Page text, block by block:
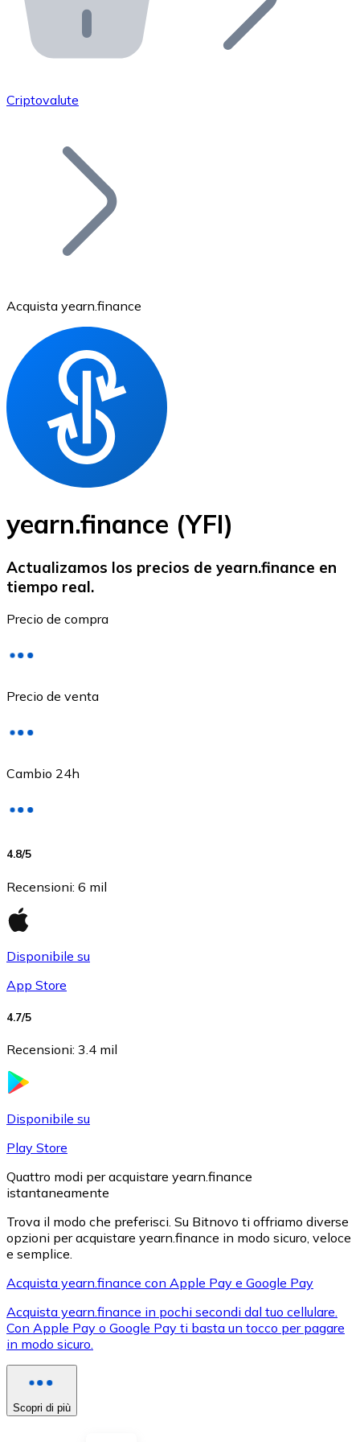
API Bitnovo
Integra la nostra API nel tuo ecosistema.
Unisciti alla nostra rete di rivenditori e
Aggiungi il token del tuo progetto al nostro servizio di
Bitcoin
BTC
Ethereum
ETH
XRP
Buoni cripto
Criptovalute
Acquista yearn.finance
yearn.finance (YFI)
Actualizamos los precios de yearn.finance en
tiempo real.
Precio de compra
Precio de venta
Cambio 24h
4.8/5
Recensioni: 6 mil
Disponibile su
App Store
4.7/5
Recensioni: 3.4 mil
Disponibile su
Play Store
Quattro modi per acquistare yearn.finance
istantaneamente
Trova il modo che preferisci. Su Bitnovo ti offriamo diverse
opzioni per acquistare yearn.finance in modo sicuro, veloce
e semplice.
Acquista yearn.finance con Apple Pay e Google Pay
Acquista yearn.finance in pochi secondi dal tuo cellulare.
Con Apple Pay o Google Pay ti basta un tocco per pagare
in modo sicuro.
Scopri di più